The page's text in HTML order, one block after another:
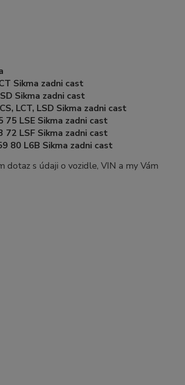
Sikma zadni cast
Sikma zadni cast
LCT, LSD Sikma zadni cast
75 LSE Sikma zadni cast
72 LSF Sikma zadni cast
80 L6B Sikma zadni cast
dotaz s údaji o vozidle, VIN a my Vám